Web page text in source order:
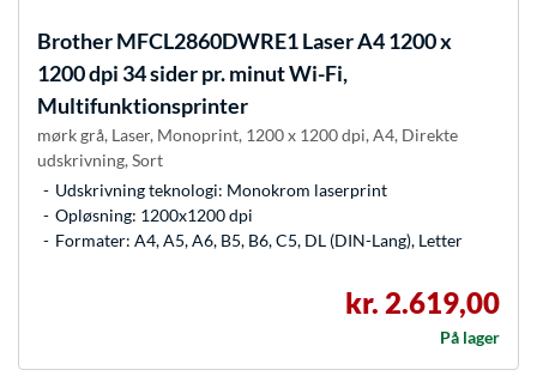
BrotherMFCL2860DWRE1 Laser A4 1200 x
1200 dpi 34 sider pr. minut Wi-Fi,
Multifunktionsprinter
mørk grå, Laser, Monoprint, 1200 x 1200 dpi, A4, Direkte
udskrivning, Sort
Udskrivning teknologi: Monokrom laserprint
Opløsning: 1200x1200 dpi
Formater: A4, A5, A6, B5, B6, C5, DL (DIN-Lang), Letter
kr. 2.619,00
På lager